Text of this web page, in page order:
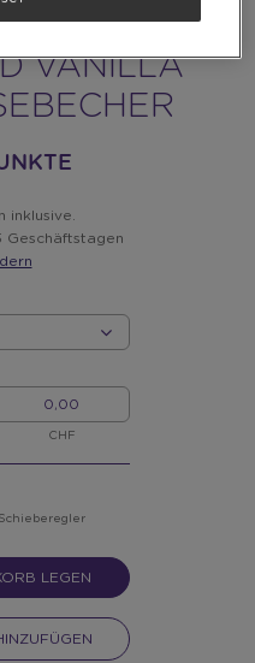
VANILLA
inklusive.
Geschäftstagen
BARGELD
CHF
LEGEN